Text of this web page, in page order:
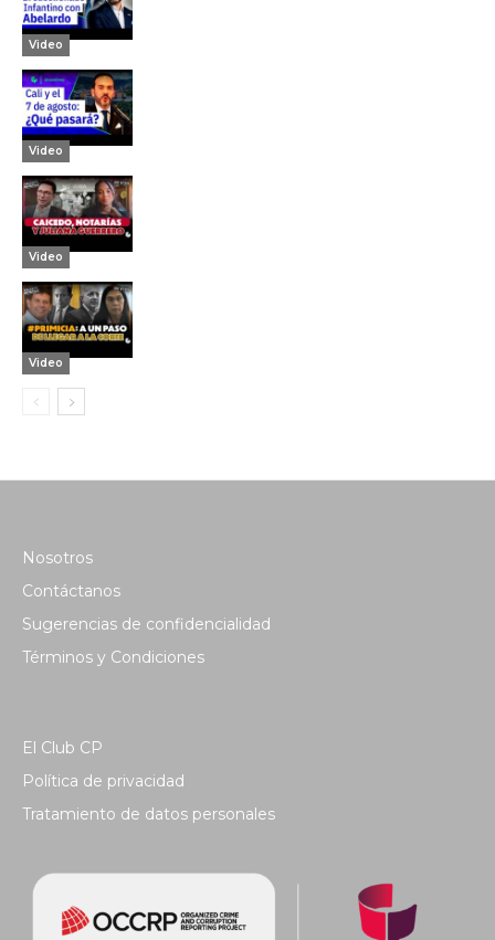
Video
Video
Video
Video
Nosotros
Contáctanos
Sugerencias de confidencialidad
Términos y Condiciones
El Club CP
Política de privacidad
Tratamiento de datos personales